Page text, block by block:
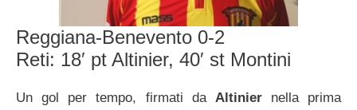
Reggiana-Benevento 0-2
Reti: 18′ pt Altinier, 40′ st Montini
Un gol per tempo, firmati da Altiniernella prima